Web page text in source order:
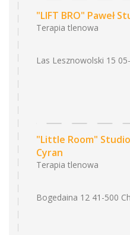
"LIFT BRO" Paweł
Terapia tlenowa
Las Lesznowolski 15
"Little Room"
Cyran
Terapia tlenowa
Bogedaina 12 41-500